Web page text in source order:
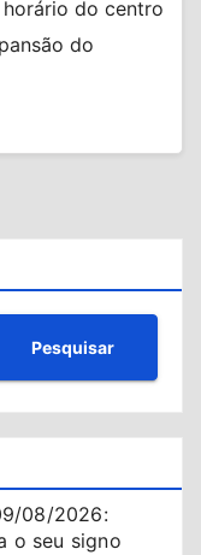
do centro
do
Pesquisar
08/2026:
o seu signo